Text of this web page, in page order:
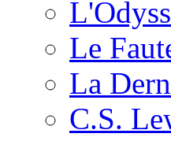
Le
La
C.S.